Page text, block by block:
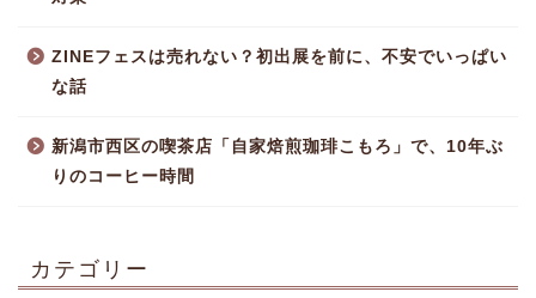
ZINEフェスは売れない？初出展を前に、不安でいっぱい
な話
新潟市西区の喫茶店「自家焙煎珈琲こもろ」で、10年ぶ
りのコーヒー時間
カテゴリー